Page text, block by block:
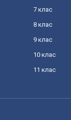
7 клас
8 клас
9 клас
10 клас
11 клас